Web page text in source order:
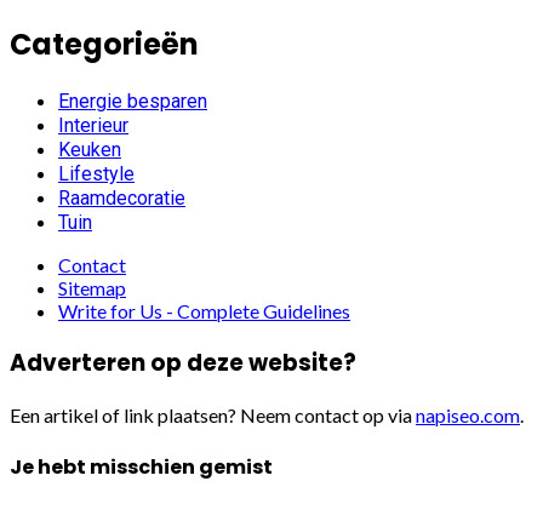
Categorieën
Energie besparen
Interieur
Keuken
Lifestyle
Raamdecoratie
Tuin
Contact
Sitemap
Write for Us - Complete Guidelines
Adverteren op deze website?
Een artikel of link plaatsen? Neem contact op vianapiseo.com.
Je hebt misschien gemist